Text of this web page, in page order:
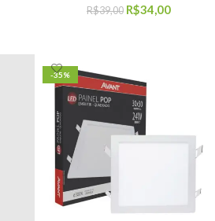
R$39,00 R$34,00
-35%